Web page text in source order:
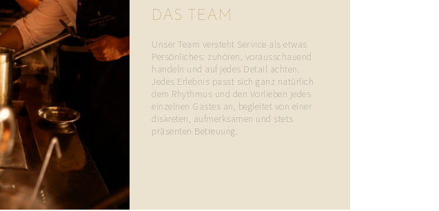
DAS TEAM
Unser Team versteht Service als etwas
Persönliches: zuhören, vorausschauend
handeln und auf jedes Detail achten.
Jedes Erlebnis passt sich ganz natürlich
dem Rhythmus und den Vorlieben jedes
einzelnen Gastes an, begleitet von einer
diskreten, aufmerksamen und stets
präsenten Betreuung.